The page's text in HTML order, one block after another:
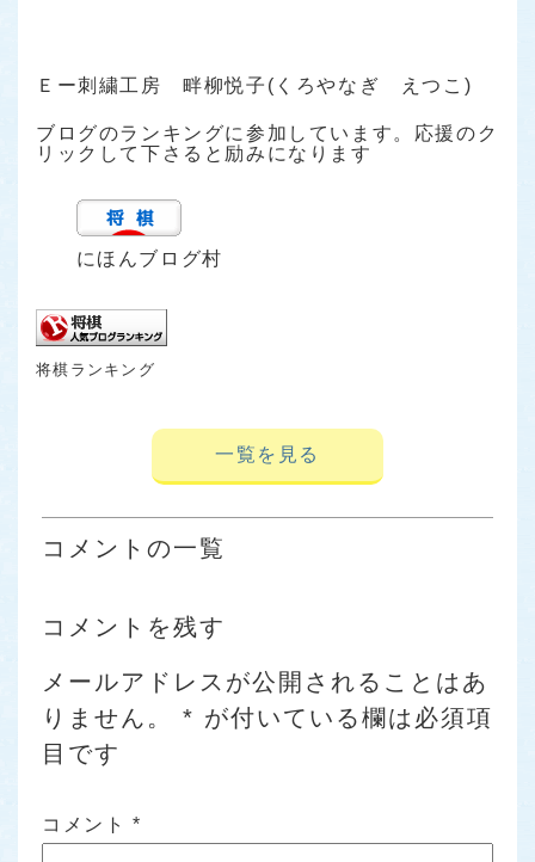
Ｅー刺繍工房 畔柳悦子(くろやなぎ えつこ)
ブログのランキングに参加しています。応援のク
リックして下さると励みになります
にほんブログ村
将棋ランキング
一覧を見る
コメントの一覧
コメントを残す
メールアドレスが公開されることはあ
りません。
* が付いている欄は必須項
目です
コメント *